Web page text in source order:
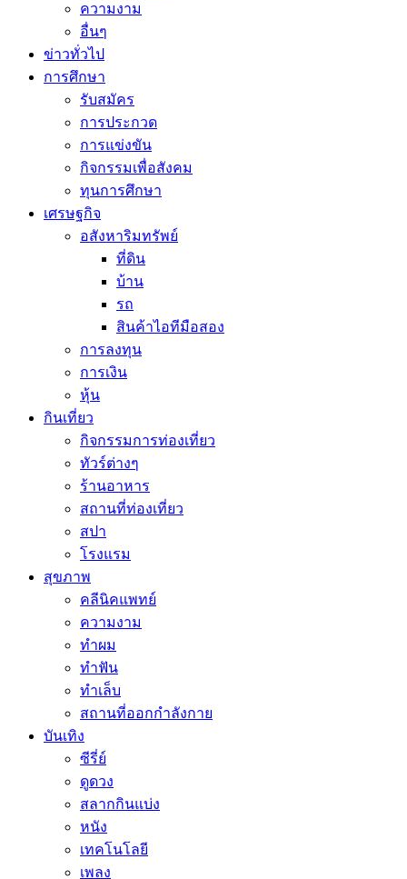
ความงาม
อื่นๆ
ข่าวทั่วไป
การศึกษา
รับสมัคร
การประกวด
การแข่งขัน
กิจกรรมเพื่อสังคม
ทุนการศึกษา
เศรษฐกิจ
อสังหาริมทรัพย์
ที่ดิน
บ้าน
รถ
สินค้าไอทีมือสอง
การลงทุน
การเงิน
หุ้น
กินเที่ยว
กิจกรรมการท่องเที่ยว
ทัวร์ต่างๆ
ร้านอาหาร
สถานที่ท่องเที่ยว
สปา
โรงแรม
สุขภาพ
คลีนิคแพทย์
ความงาม
ทำผม
ทำฟัน
ทำเล็บ
สถานที่ออกกำลังกาย
บันเทิง
ซีรี่ย์
ดูดวง
สลากกินแบ่ง
หนัง
เทคโนโลยี
เพลง